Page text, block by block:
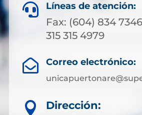
 Líneas de atención:
Fax: (604) 834
315 315 4979
 Correo electrónico:

Dirección: